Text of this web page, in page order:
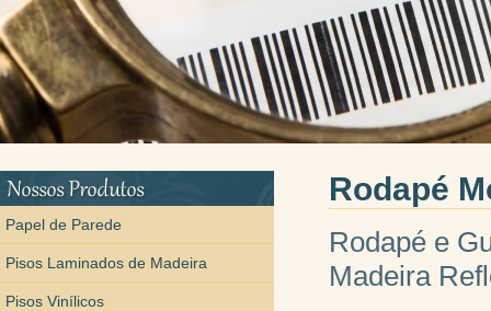
Papel de Parede
Pisos Laminados de Madeira
Pisos Vinílicos
Rodapé
Rodapé e
Madeira